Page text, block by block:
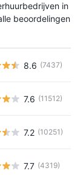
in
beoordelingen
8.6 (7437)
7.6 (11512)
7.2 (10251)
7.7 (4319)